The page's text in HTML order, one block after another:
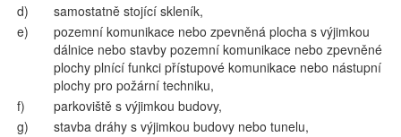
d)
samostatně stojící skleník,
e)
pozemní komunikace nebo zpevněná plocha s výjimkou
dálnice nebo stavby pozemní komunikace nebo zpevněné
plochy plnící funkci přístupové komunikace nebo nástupní
plochy pro požární techniku,
f)
parkoviště s výjimkou budovy,
g)
stavba dráhy s výjimkou budovy nebo tunelu,